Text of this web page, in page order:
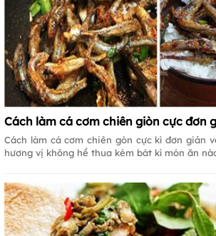
Cách làm cá cơm chiên giòn cực đơn
Cách làm cá cơm chiên gòn cực kì đơn giản
hương vị không hề thua kém bát kì món ăn